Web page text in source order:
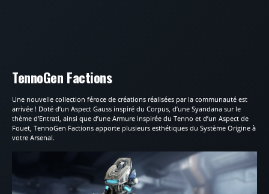
TennoGen Factions
Une nouvelle collection féroce de créations réalisées par la communauté est
arrivée ! Doté d’un Aspect Gauss inspiré du Corpus, d’une Syandana sur le
thème d’Entrati, ainsi que d’une Armure inspirée du Tenno et d’un Aspect de
Fouet, TennoGen Factions apporte plusieurs esthétiques du Système Origine à
votre Arsenal.